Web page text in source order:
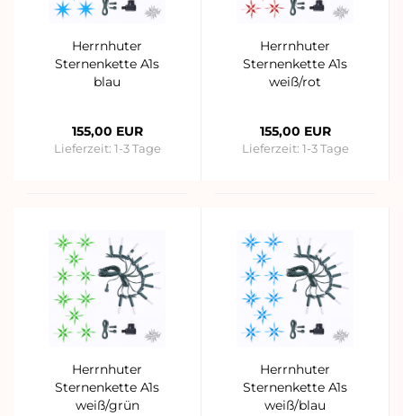
Herrnhuter
Sternenkette A1s
blau
155,00 EUR
Lieferzeit: 1-3 Tage
Herrnhuter
Sternenkette A1s
weiß/rot
155,00 EUR
Lieferzeit: 1-3 Tage
Herrnhuter
Sternenkette A1s
weiß/grün
Herrnhuter
Sternenkette A1s
weiß/blau